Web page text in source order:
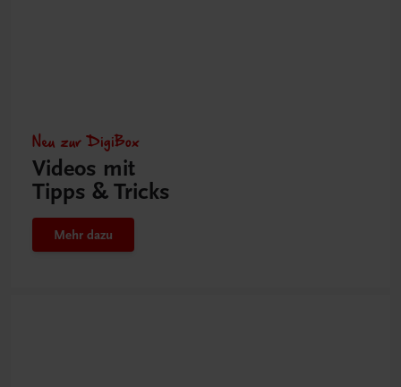
Neu zur DigiBox
Videos mit
Tipps & Tricks
Mehr dazu